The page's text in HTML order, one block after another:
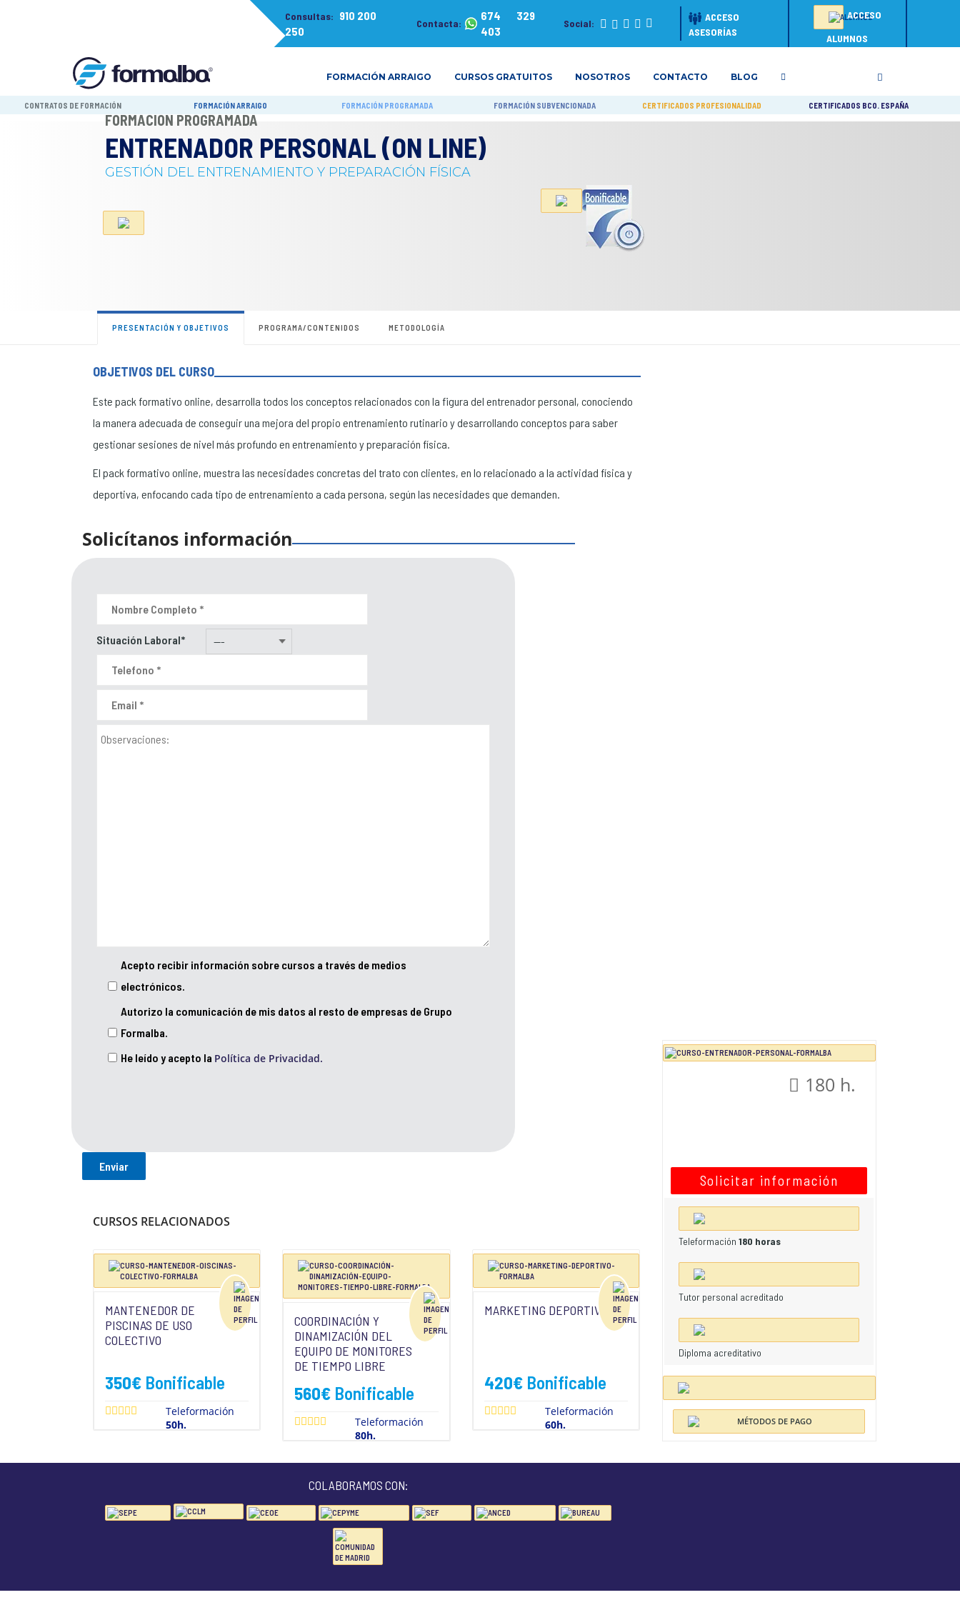
Consultas: 910 200
250
Contacta:
674 329
403
Social:
ACCESO
ASESORÍAS
ACCESO
ALUMNOS
FORMACIÓN ARRAIGO CURSOS GRATUITOS NOSOTROS CONTACTO BLOG
CONTRATOS DE FORMACIÓN FORMACIÓN ARRAIGO FORMACIÓN PROGRAMADA FORMACIÓN SUBVENCIONADA CERTIFICADOS PROFESIONALIDAD CERTIFICADOS BCO. ESPAÑA
FORMACIÓN PROGRAMADA
ENTRENADOR PERSONAL (ON LINE)
GESTIÓN DEL ENTRENAMIENTO Y PREPARACIÓN FÍSICA
PRESENTACIÓN Y OBJETIVOS PROGRAMA/CONTENIDOS METODOLOGÍA
OBJETIVOS DEL CURSO
Este pack formativo online, desarrolla todos los conceptos relacionados con la figura del entrenador personal, conociendo
la manera adecuada de conseguir una mejora del propio entrenamiento rutinario y desarrollando conceptos para saber
gestionar sesiones de nivel más profundo en entrenamiento y preparación física.
El pack formativo online, muestra las necesidades concretas del trato con clientes, en lo relacionado a la actividad física y
deportiva, enfocando cada tipo de entrenamiento a cada persona, según las necesidades que demanden.
Solicítanos información
Situación Laboral*
Acepto recibir información sobre cursos a través de medios
electrónicos.
Autorizo la comunicación de mis datos al resto de empresas de Grupo
Formalba.
He leído y acepto la Política de Privacidad.
CURSOS RELACIONADOS
MANTENEDOR DE
PISCINAS DE USO
COLECTIVO
350€ Bonificable
Teleformación
50h.
COORDINACIÓN Y
DINAMIZACIÓN DEL
EQUIPO DE MONITORES
DE TIEMPO LIBRE
560€ Bonificable
Teleformación
80h.
MARKETING DEPORTIVO
420€ Bonificable
Teleformación
60h.
180 h.
Solicitar información
Teleformación180 horas
Tutor personal acreditado
Diploma acreditativo
COLABORAMOS CON: